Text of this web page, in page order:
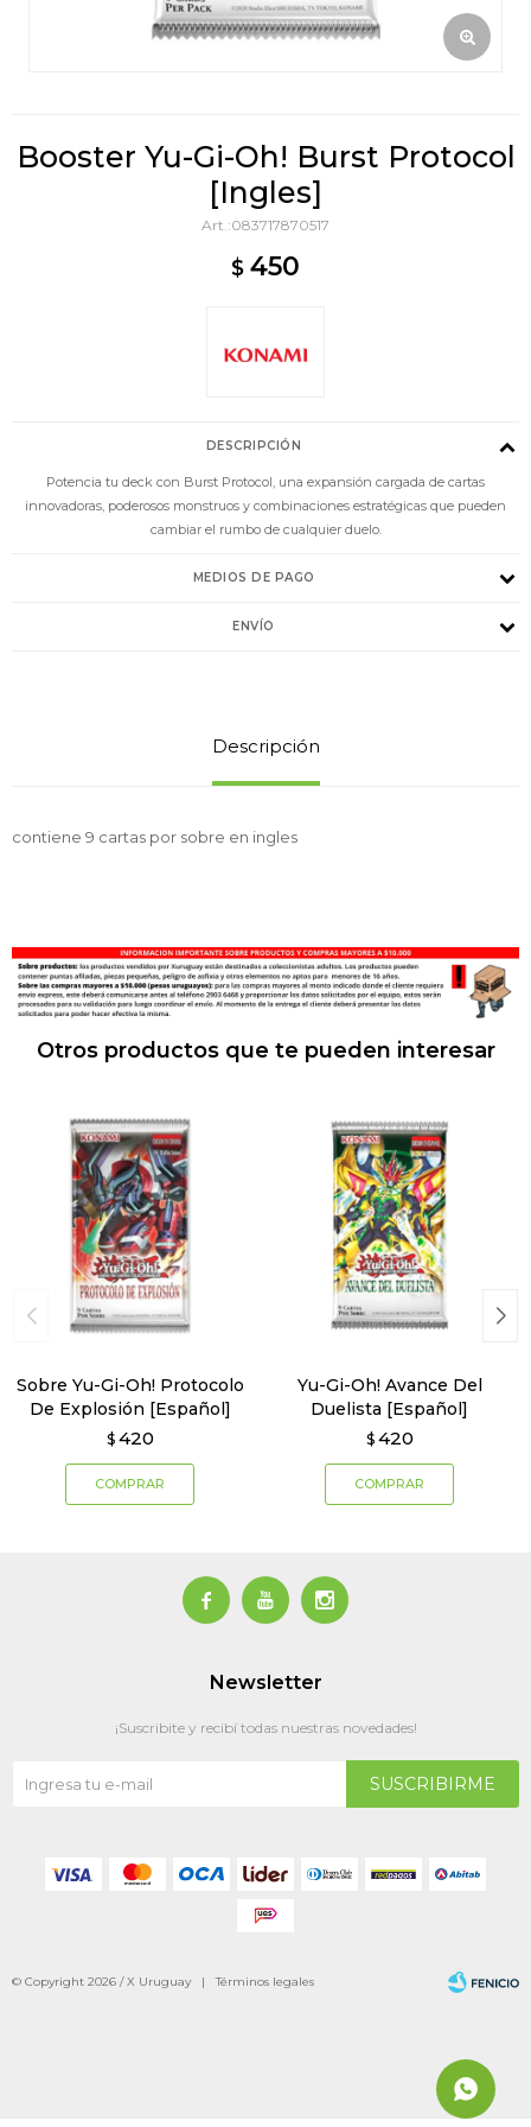
Booster Yu-Gi-Oh! Burst Protocol
[Ingles]
083717870517
$ 450
DESCRIPCIÓN
Potencia tu deck con Burst Protocol, una expansión cargada de cartas
innovadoras, poderosos monstruos y combinaciones estratégicas que pueden
cambiar el rumbo de cualquier duelo.
MEDIOS DE PAGO
ENVÍO
Descripción
contiene 9 cartas por sobre en ingles
Otros productos que te pueden interesar
Sobre Yu-Gi-Oh! Protocolo
De Explosión [Español]
$ 420
Yu-Gi-Oh! Avance Del
Duelista [Español]
$ 420
  
Newsletter
¡Suscribite y recibí todas nuestras novedades!
SUSCRIBIRME
© Copyright 2026 / X Uruguay |Términos legales